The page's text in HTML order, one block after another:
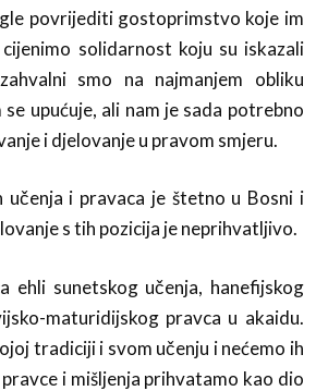
povrijediti gostoprimstvo koje im
solidarnost koju su iskazali
smo na najmanjem obliku
upućuje, ali nam je sada potrebno
i djelovanje u pravom smjeru.
učenja i pravaca je štetno u Bosni i
s tih pozicija je neprihvatljivo.
ehli sunetskog učenja, hanefijskog
maturidijskog pravca u akaidu.
tradiciji i svom učenju i nećemo ih
i mišljenja prihvatamo kao dio